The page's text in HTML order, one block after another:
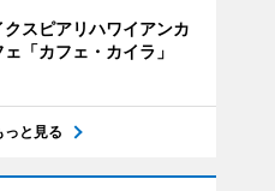
クスピアリハワイアンカ
ェ「カフェ・カイラ」
っと見る